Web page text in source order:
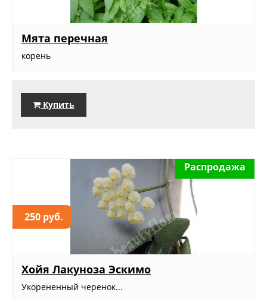
Мята перечная
корень
Купить
250 руб.
Распродажа
Хойя Лакуноза Эскимо
Укорененный черенок...